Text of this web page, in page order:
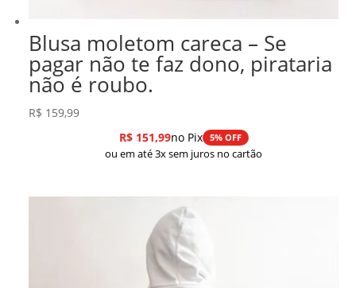
Blusa moletom careca – Se
pagar não te faz dono, pirataria
não é roubo.
R$ 159,99
R$151,99no Pix 5% OFF
ou em até 3x sem juros no cartão